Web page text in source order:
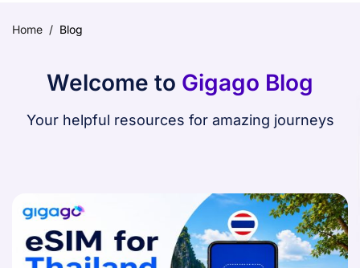
Home / Blog
Welcome to Gigago Blog
Your helpful resources for amazing journeys